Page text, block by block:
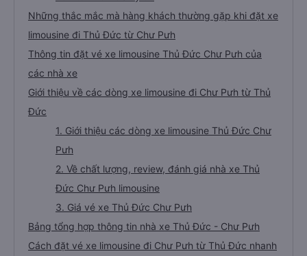
Những thắc mắc mà hàng khách thường gặp khi đặt xe
limousine đi Thủ Đức từ Chư Pưh
Thông tin đặt vé xe limousine Thủ Đức Chư Pưh của
các nhà xe
Giới thiệu về các dòng xe limousine đi Chư Pưh từ Thủ
Đức
1. Giới thiệu các dòng xe limousine Thủ Đức Chư
Pưh
2. Về chất lượng, review, đánh giá nhà xe Thủ
Đức Chư Pưh limousine
3. Giá vé xe Thủ Đức Chư Pưh
Bảng tổng hợp thông tin nhà xe Thủ Đức - Chư Pưh
Cách đặt vé xe limousine đi Chư Pưh từ Thủ Đức nhanh